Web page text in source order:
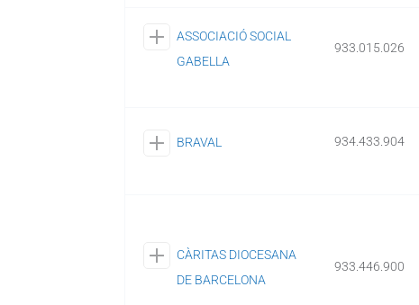
ASSOCIACIÓ SOCIAL
GABELLA
933.015.026
BRAVAL 934.433.904
CÀRITAS DIOCESANA
DE BARCELONA
933.446.900